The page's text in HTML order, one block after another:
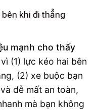
khi đi thẳng
mạnh cho thấy
(1) lực kéo hai bên
(2) xe buộc bạn
dễ mất an toàn,
mà bạn không